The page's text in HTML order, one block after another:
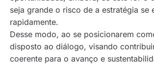
seja grande o risco de a estratégia se
rapidamente.
Desse modo, ao se posicionarem
disposto ao diálogo, visando
coerente para o avanço e